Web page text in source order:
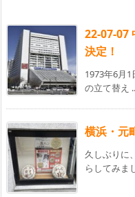
22-07-07
決定！
1973年6月1
の立て替え
横浜・元
久しぶりに
らしてみま